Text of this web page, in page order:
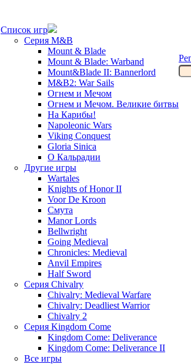
Список игр
Серия M&B
Mount & Blade
Mount & Blade: Warband
Mount&Blade II: Bannerlord
M&B2: War Sails
Огнем и Мечом
Огнем и Мечом. Великие битвы
На Карибы!
Napoleonic Wars
Viking Conquest
Gloria Sinica
О Кальрадии
Другие игры
Wartales
Knights of Honor II
Voor De Kroon
Смута
Manor Lords
Bellwright
Going Medieval
Chronicles: Medieval
Anvil Empires
Half Sword
Серия Chivalry
Chivalry: Medieval Warfare
Chivalry: Deadliest Warrior
Chivalry 2
Серия Kingdom Come
Kingdom Come: Deliverance
Kingdom Come: Deliverance II
Все игры